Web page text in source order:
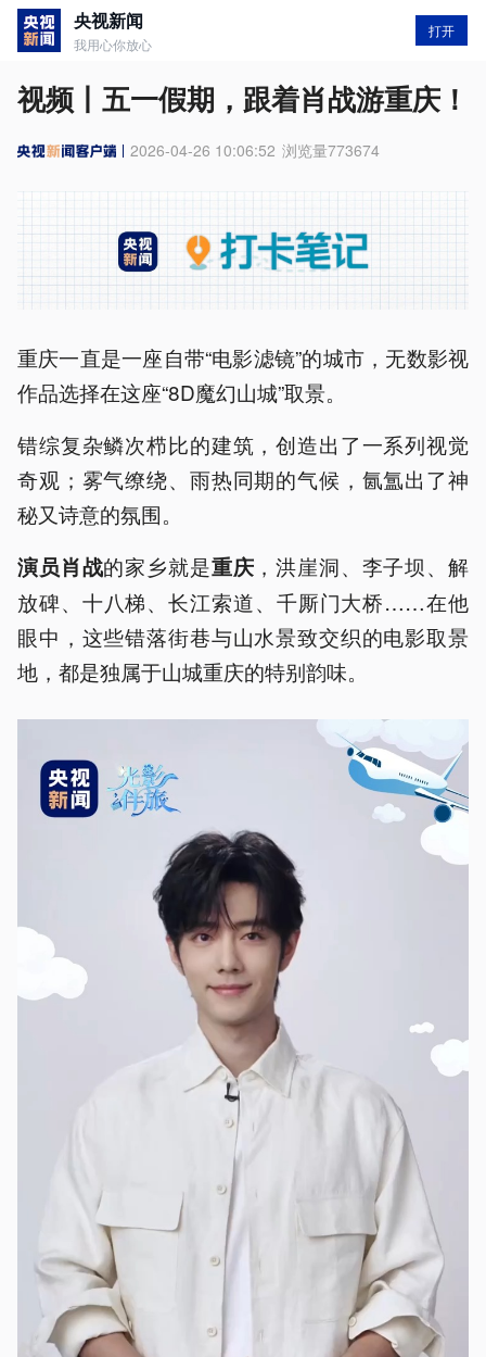
央视新闻
我用心你放心
打开
视频丨五一假期，跟着肖战游重庆！
2026-04-26 10:06:52 浏览量773674
重庆一直是一座自带“电影滤镜”的城市，无数影视
作品选择在这座“8D魔幻山城”取景。
错综复杂鳞次栉比的建筑，创造出了一系列视觉
奇观；雾气缭绕、雨热同期的气候，氤氲出了神
秘又诗意的氛围。
演员肖战的家乡就是重庆 ，洪崖洞、李子坝、解
放碑、十八梯、长江索道、千厮门大桥……在他
眼中，这些错落街巷与山水景致交织的电影取景
地，都是独属于山城重庆的特别韵味。